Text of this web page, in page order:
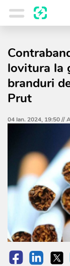
lovitura la
branduri
Prut
04 Ian. 2024, 19:50 //